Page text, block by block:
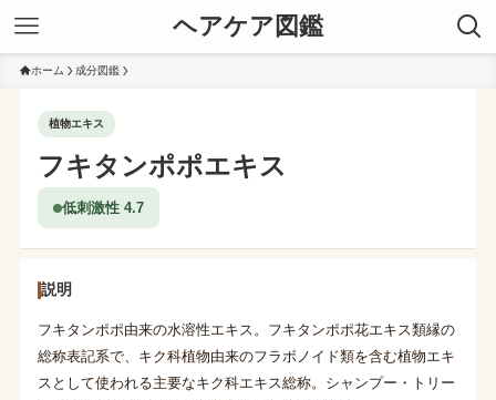
ヘアケア図鑑
ホーム 成分図鑑
植物エキス
フキタンポポエキス
低刺激性 4.7
説明
フキタンポポ由来の水溶性エキス。フキタンポポ花エキス類縁の
総称表記系で、キク科植物由来のフラボノイド類を含む植物エキ
スとして使われる主要なキク科エキス総称。シャンプー・トリー